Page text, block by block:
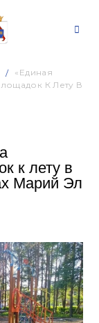
«Единая
К Лету В
к лету в
Марий Эл